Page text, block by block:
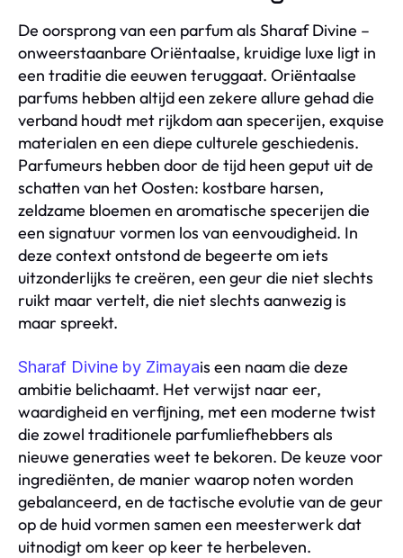
De oorsprong van een parfum als Sharaf Divine –
onweerstaanbare Oriëntaalse, kruidige luxe ligt in
een traditie die eeuwen teruggaat. Oriëntaalse
parfums hebben altijd een zekere allure gehad die
verband houdt met rijkdom aan specerijen, exquise
materialen en een diepe culturele geschiedenis.
Parfumeurs hebben door de tijd heen geput uit de
schatten van het Oosten: kostbare harsen,
zeldzame bloemen en aromatische specerijen die
een signatuur vormen los van eenvoudigheid. In
deze context ontstond de begeerte om iets
uitzonderlijks te creëren, een geur die niet slechts
ruikt maar vertelt, die niet slechts aanwezig is
maar spreekt.
Sharaf Divine by Zimayais een naam die deze
ambitie belichaamt. Het verwijst naar eer,
waardigheid en verfijning, met een moderne twist
die zowel traditionele parfumliefhebbers als
nieuwe generaties weet te bekoren. De keuze voor
ingrediënten, de manier waarop noten worden
gebalanceerd, en de tactische evolutie van de geur
op de huid vormen samen een meesterwerk dat
uitnodigt om keer op keer te herbeleven.